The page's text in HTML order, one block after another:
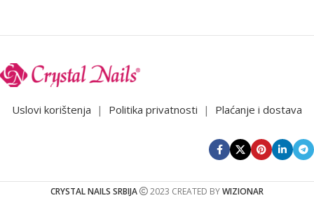
Uslovi korištenja | Politika privatnosti | Plaćanje i dostava
CRYSTAL NAILS SRBIJA 2023 CREATED BYWIZIONAR